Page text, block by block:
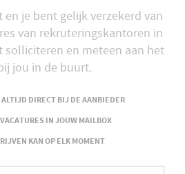
en je bent gelijk verzekerd van
van rekruteringskantoren in
solliciteren en meteen aan het
jou in de buurt.
DIRECT BIJ DE AANBIEDER
IN JOUW MAILBOX
KAN OP ELK MOMENT